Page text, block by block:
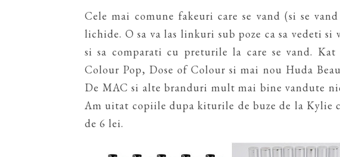
Cele mai comune fakeuri care se vand (si se
lichide. O sa va las linkuri sub poze ca sa vedeti si
si sa comparati cu preturile la care se vand.
Colour Pop, Dose of Colour si mai nou Huda
De MAC si alte branduri mult mai bine vandute
Am uitat copiile dupa kiturile de buze de la Kylie
de 6 lei.